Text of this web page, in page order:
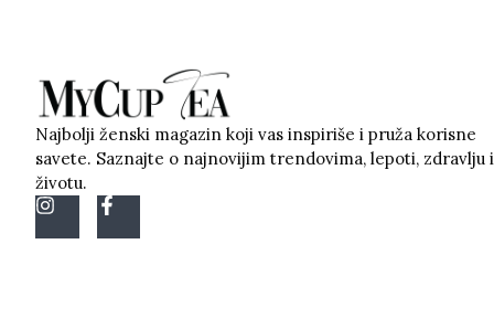
Najbolji ženski magazin koji vas inspiriše i pruža korisne
savete. Saznajte o najnovijim trendovima, lepoti, zdravlju i
životu.